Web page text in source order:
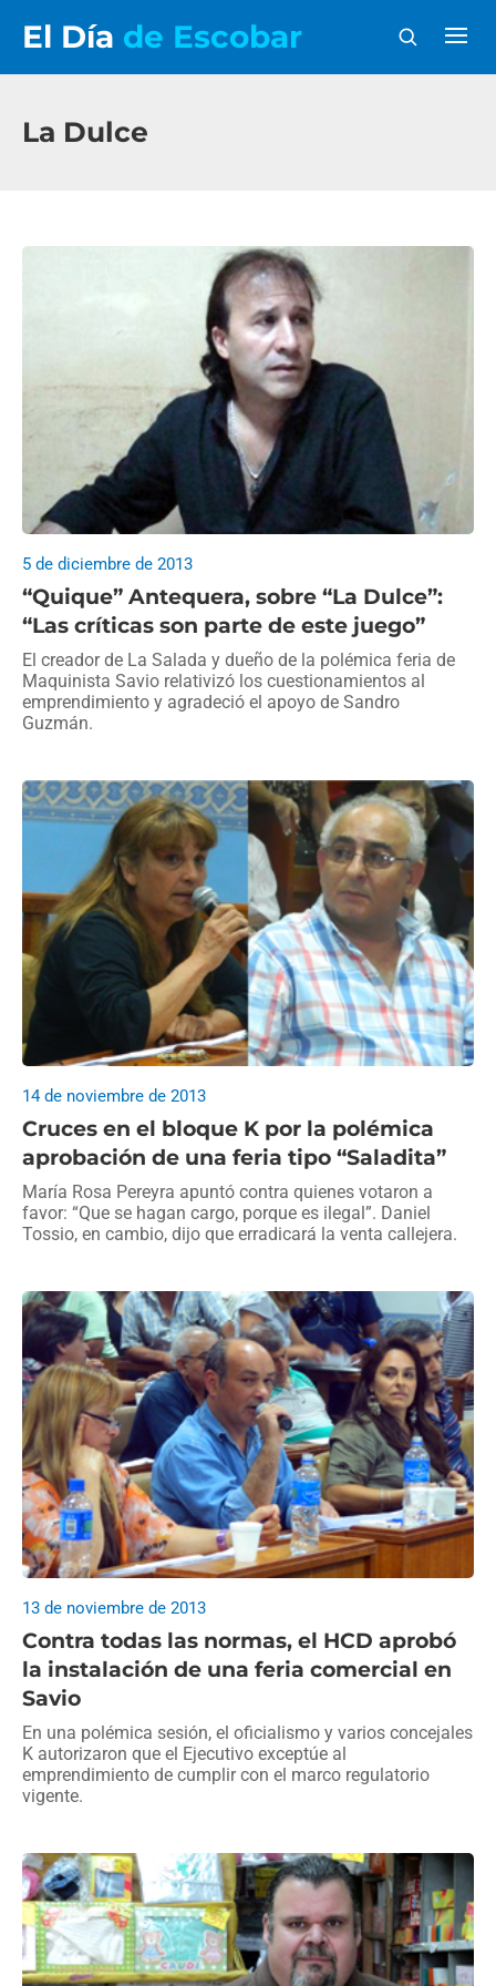
El Día de Escobar
La Dulce
“Quique” Antequera, sobre “La Dulce”:
“Las críticas son parte de este juego”
5 de diciembre de 2013
El creador de La Salada y dueño de la polémica feria de
Maquinista Savio relativizó los cuestionamientos al
emprendimiento y agradeció el apoyo de Sandro
Guzmán.
Cruces en el bloque K por la polémica
aprobación de una feria tipo “Saladita”
14 de noviembre de 2013
María Rosa Pereyra apuntó contra quienes votaron a
favor: “Que se hagan cargo, porque es ilegal”. Daniel
Tossio, en cambio, dijo que erradicará la venta callejera.
Contra todas las normas, el HCD aprobó
la instalación de una feria comercial en
Savio
13 de noviembre de 2013
En una polémica sesión, el oficialismo y varios concejales
K autorizaron que el Ejecutivo exceptúe al
emprendimiento de cumplir con el marco regulatorio
vigente.